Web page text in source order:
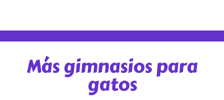
Más gimnasios para
gatos